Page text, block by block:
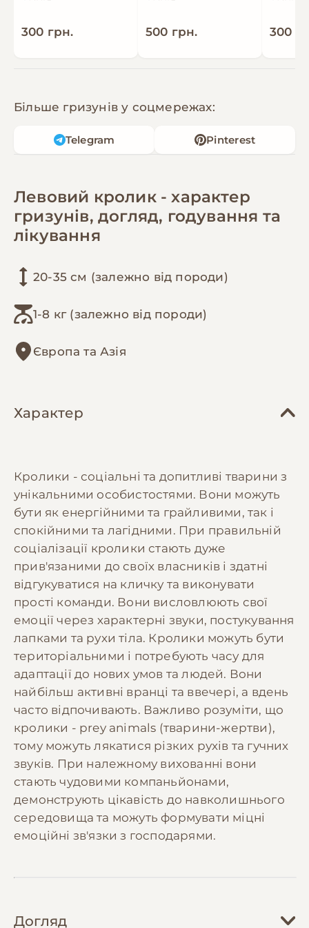
💛 Також:
📩 Можна писати тут або у Viber: +380660965983
У Viber відповідаю частіше
300 грн. 500 грн. 300
Більше гризунів у соцмережах:
Telegram Pinterest
Левовий кролик - характер
гризунів, догляд, годування та
лікування
20-35 см (залежно від породи)
1-8 кг (залежно від породи)
Європа та Азія
Характер
Кролики - соціальні та допитливі тварини з
унікальними особистостями. Вони можуть
бути як енергійними та грайливими, так і
спокійними та лагідними. При правильній
соціалізації кролики стають дуже
прив'язаними до своїх власників і здатні
відгукуватися на кличку та виконувати
прості команди. Вони висловлюють свої
емоції через характерні звуки, постукування
лапками та рухи тіла. Кролики можуть бути
територіальними і потребують часу для
адаптації до нових умов та людей. Вони
найбільш активні вранці та ввечері, а вдень
часто відпочивають. Важливо розуміти, що
кролики - prey animals (тварини-жертви),
тому можуть лякатися різких рухів та гучних
звуків. При належному вихованні вони
стають чудовими компаньйонами,
демонструють цікавість до навколишнього
середовища та можуть формувати міцні
емоційні зв'язки з господарями.
Догляд